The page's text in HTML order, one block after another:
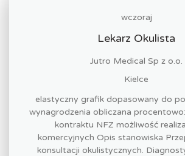
wczoraj
Lekarz Okulista
Jutro Medical Sp z o.o.
Kielce
elastyczny grafik dopasowany do
wynagrodzenia obliczana
kontraktu NFZ możliwość
komercyjnych Opis stanowiska
konsultacji okulistycznych.